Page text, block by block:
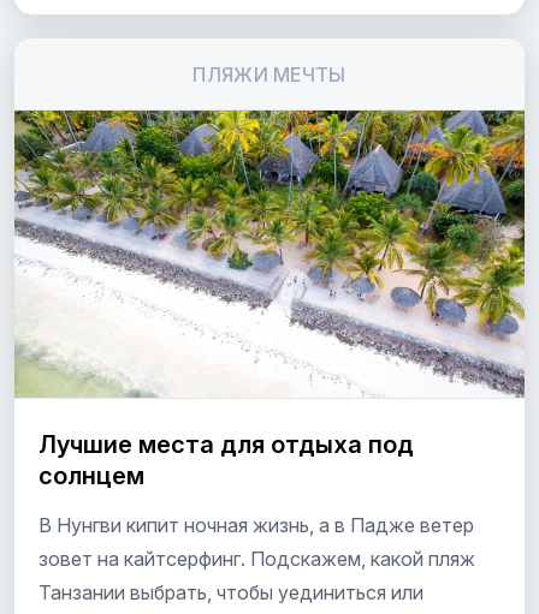
Лучшие места для отдыха под
солнцем
В Нунгви кипит ночная жизнь, а в Падже ветер
зовет на кайтсерфинг. Подскажем, какой пляж
Танзании выбрать, чтобы уединиться или
ПЛЯЖИ МЕЧТЫ